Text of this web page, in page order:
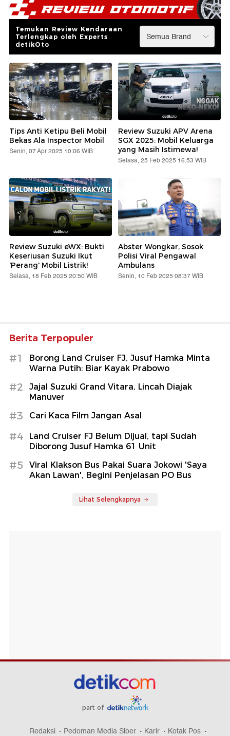
Temukan Review Kendaraan
Terlengkap oleh Experts
detikOto
Tips Anti Ketipu Beli Mobil
Bekas Ala Inspector Mobil
Senin, 07 Apr 2025 10:06 WIB
Review Suzuki APV Arena
SGX 2025: Mobil Keluarga
yang Masih Istimewa!
Selasa, 25 Feb 2025 16:53 WIB
Review Suzuki eWX: Bukti
Keseriusan Suzuki Ikut
'Perang' Mobil Listrik!
Selasa, 18 Feb 2025 20:50 WIB
Abster Wongkar, Sosok
Polisi Viral Pengawal
Ambulans
Senin, 10 Feb 2025 08:37 WIB
Berita Terpopuler
#1
Borong Land Cruiser FJ, Jusuf Hamka Minta
Warna Putih: Biar Kayak Prabowo
#2
Jajal Suzuki Grand Vitara, Lincah Diajak
Manuver
#3 Cari Kaca Film Jangan Asal
#4
Land Cruiser FJ Belum Dijual, tapi Sudah
Diborong Jusuf Hamka 61 Unit
#5
Viral Klakson Bus Pakai Suara Jokowi 'Saya
Akan Lawan', Begini Penjelasan PO Bus
Lihat Selengkapnya
part of
Redaksi Pedoman Media Siber Karir Kotak Pos